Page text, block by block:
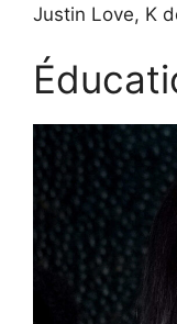
Justin Love, K